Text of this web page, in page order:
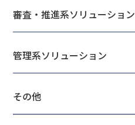
審査・推進系ソリューション
管理系ソリューション
その他